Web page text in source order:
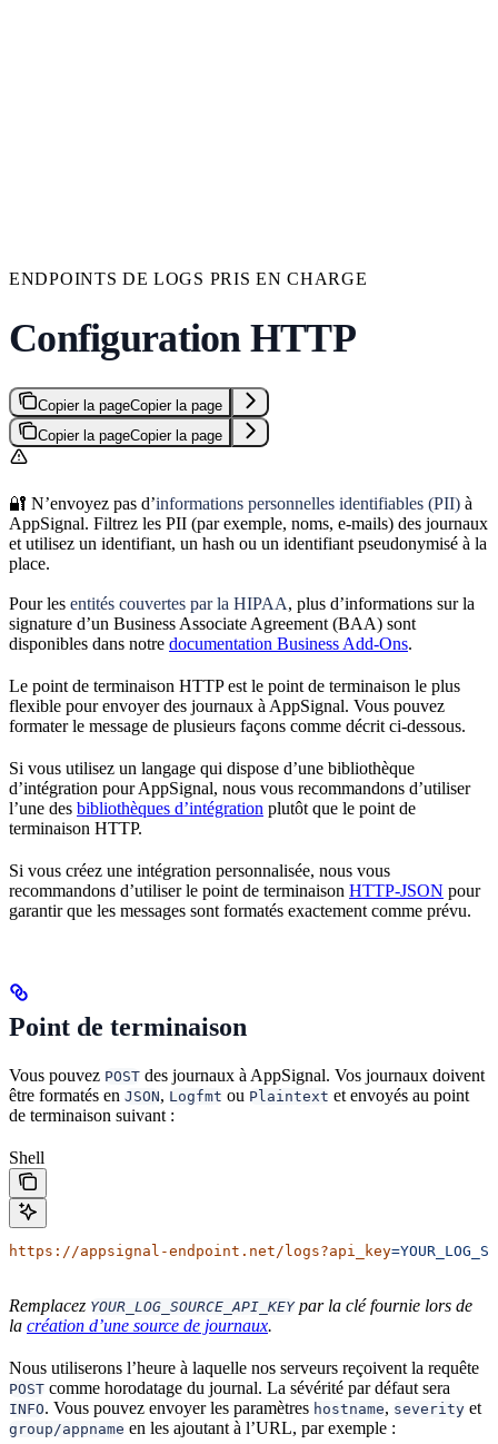
ENDPOINTS DE LOGS PRIS EN CHARGE
Configuration HTTP
Copier la pageCopier la page
Copier la pageCopier la page
🔐 N’envoyez pas d’informations personnelles identifiables (PII) à
AppSignal. Filtrez les PII (par exemple, noms, e-mails) des journaux
et utilisez un identifiant, un hash ou un identifiant pseudonymisé à la
place.
Pour les entités couvertes par la HIPAA, plus d’informations sur la
signature d’un Business Associate Agreement (BAA) sont
disponibles dans notre documentation Business Add-Ons.
Le point de terminaison HTTP est le point de terminaison le plus
flexible pour envoyer des journaux à AppSignal. Vous pouvez
formater le message de plusieurs façons comme décrit ci-dessous.
Si vous utilisez un langage qui dispose d’une bibliothèque
d’intégration pour AppSignal, nous vous recommandons d’utiliser
l’une des bibliothèques d’intégration plutôt que le point de
terminaison HTTP.
Si vous créez une intégration personnalisée, nous vous
recommandons d’utiliser le point de terminaison HTTP-JSON pour
garantir que les messages sont formatés exactement comme prévu.
Point de terminaison
Vous pouvez POST des journaux à AppSignal. Vos journaux doivent
être formatés en JSON, Logfmt ou Plaintext et envoyés au point
de terminaison suivant :
Shell
https://appsignal-endpoint.net/logs?api_key
Remplacez YOUR_LOG_SOURCE_API_KEYpar la clé fournie lors de
la création d’une source de journaux.
Nous utiliserons l’heure à laquelle nos serveurs reçoivent la requête
POST comme horodatage du journal. La sévérité par défaut sera
INFO. Vous pouvez envoyer les paramètres hostname, severity et
group/appname en les ajoutant à l’URL, par exemple :